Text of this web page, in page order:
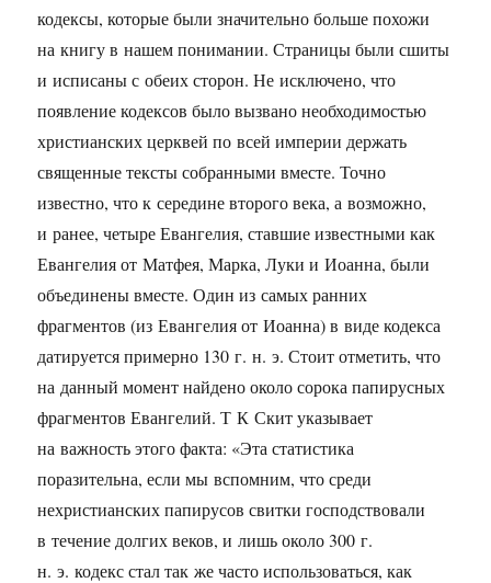
кодексы, которые были значительно больше похожи
на книгу в нашем понимании. Страницы были сшиты
и исписаны с обеих сторон. Не исключено, что
появление кодексов было вызвано необходимостью
христианских церквей по всей империи держать
священные тексты собранными вместе. Точно
известно, что к середине второго века, а возможно,
и ранее, четыре Евангелия, ставшие известными как
Евангелия от Матфея, Марка, Луки и Иоанна, были
объединены вместе. Один из самых ранних
фрагментов (из Евангелия от Иоанна) в виде кодекса
датируется примерно 130 г. н. э. Стоит отметить, что
на данный момент найдено около сорока папирусных
фрагментов Евангелий. Т К Скит указывает
на важность этого факта: «Эта статистика
поразительна, если мы вспомним, что среди
нехристианских папирусов свитки господствовали
в течение долгих веков, и лишь около 300 г.
н. э. кодекс стал так же часто использоваться, как